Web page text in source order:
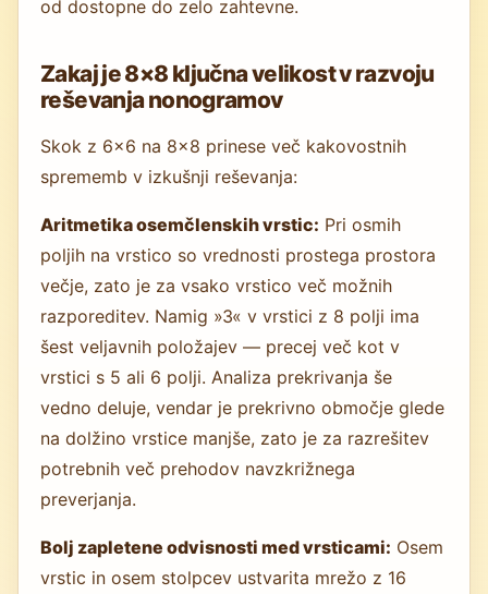
od dostopne do zelo zahtevne.
Zakaj je 8×8 ključna velikost v razvoju
reševanja nonogramov
Skok z 6×6 na 8×8 prinese več kakovostnih
sprememb v izkušnji reševanja:
Aritmetika osemčlenskih vrstic: Pri osmih
poljih na vrstico so vrednosti prostega prostora
večje, zato je za vsako vrstico več možnih
razporeditev. Namig »3« v vrstici z 8 polji ima
šest veljavnih položajev — precej več kot v
vrstici s 5 ali 6 polji. Analiza prekrivanja še
vedno deluje, vendar je prekrivno območje glede
na dolžino vrstice manjše, zato je za razrešitev
potrebnih več prehodov navzkrižnega
preverjanja.
Bolj zapletene odvisnosti med vrsticami: Osem
vrstic in osem stolpcev ustvarita mrežo z 16